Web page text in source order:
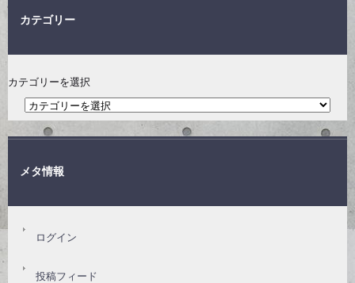
カテゴリー
カテゴリーを選択
メタ情報
ログイン
投稿フィード